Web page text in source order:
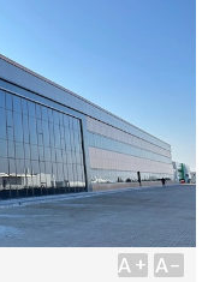
A+ A-